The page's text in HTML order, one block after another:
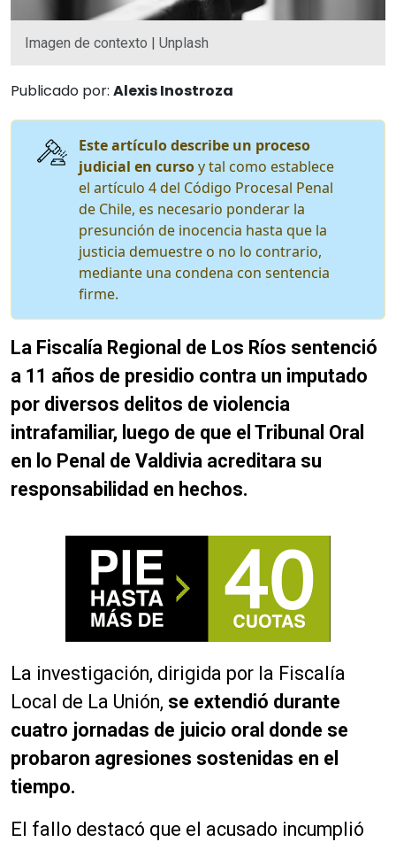
Imagen de contexto | Unplash
Publicado por: Alexis Inostroza
Este artículo describe un proceso
judicial en cursoy tal como establece
el artículo 4 del Código Procesal Penal
de Chile, es necesario ponderar la
presunción de inocencia hasta que la
justicia demuestre o no lo contrario,
mediante una condena con sentencia
firme.
La Fiscalía Regional de Los Ríos sentenció
a 11 años de presidio contra un imputado
por diversos delitos de violencia
intrafamiliar, luego de que el Tribunal Oral
en lo Penal de Valdivia acreditara su
responsabilidad en hechos.
La investigación, dirigida por la Fiscalía
Local de La Unión, se extendió durante
cuatro jornadas de juicio oral donde se
probaron agresiones sostenidas en el
tiempo.
El fallo destacó que el acusado incumplió